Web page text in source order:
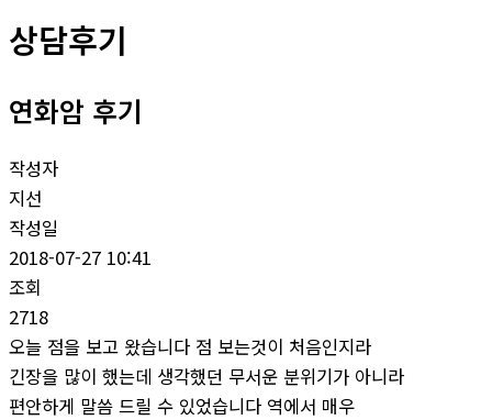
상담후기
연화암 후기
작성자
지선
작성일
2018-07-27 10:41
조회
2718
오늘 점을 보고 왔습니다 점 보는것이 처음인지라
긴장을 많이 했는데 생각했던 무서운 분위기가 아니라
편안하게 말씀 드릴 수 있었습니다 역에서 매우